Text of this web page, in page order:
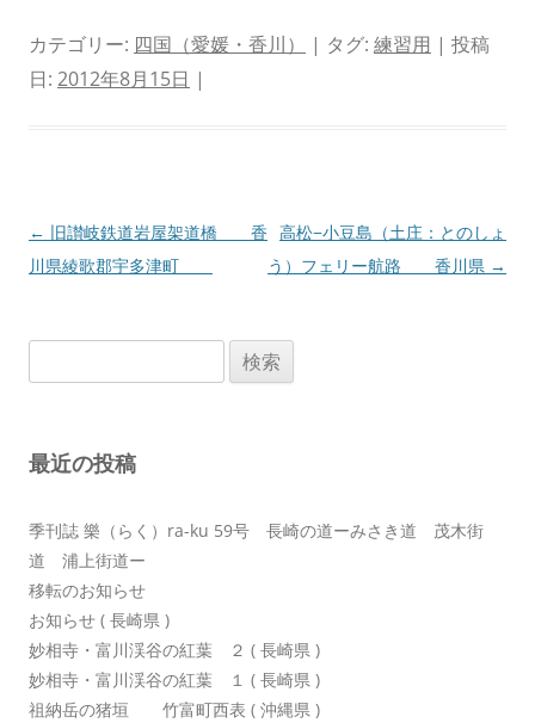
カテゴリー: 四国（愛媛・香川） | タグ: 練習用 | 投稿
日: 2012年8月15日 |
投
稿
ョ
← 旧讃岐鉄道岩屋架道橋 香
川県綾歌郡宇多津町
高松−小豆島（土庄：とのしょ
う）フェリー航路 香川県 →
索:
最近の投稿
季刊誌 樂（らく）ra-ku 59号 長崎の道ーみさき道 茂木街
道 浦上街道ー
移転のお知らせ
お知らせ ( 長崎県 )
妙相寺・富川渓谷の紅葉 ２ ( 長崎県 )
妙相寺・富川渓谷の紅葉 １ ( 長崎県 )
祖納岳の猪垣 竹富町西表 ( 沖縄県 )